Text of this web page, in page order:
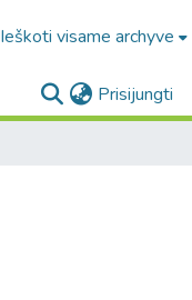
Ieškoti visame archyve
Prisijungti